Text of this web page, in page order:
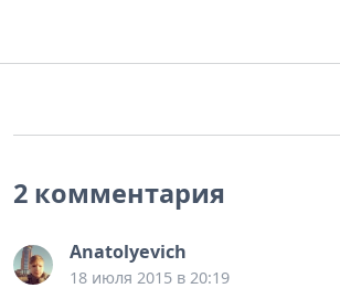
2 комментария
Anatolyevich
18 июля 2015 в 20:19